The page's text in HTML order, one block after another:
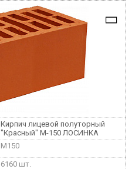
Кирпич лицевой полуторный
"Красный" М-150 ЛОСИНКА
M150
6160 шт.